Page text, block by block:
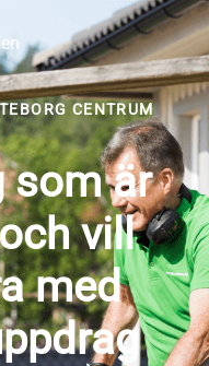
CENTRUM
som är
vill
med